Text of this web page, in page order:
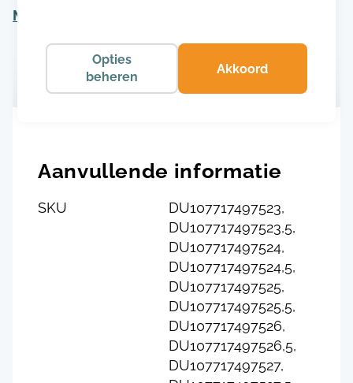
Meer informatie
Aanvullende informatie
SKU
DU107717497523,
DU107717497523,5,
DU107717497524,
DU107717497524,5,
DU107717497525,
DU107717497525,5,
DU107717497526,
DU107717497526,5,
DU107717497527,
Opties
beheren
Akkoord